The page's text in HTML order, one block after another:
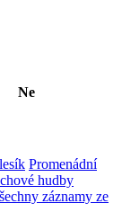
Ne
Promenádní
hudby
záznamy ze